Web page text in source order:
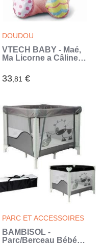
DOUDOU
VTECH BABY - Maé,
Ma Licorne a Câliner
33,81 €
PARC ET ACCESSOIRES
BAMBISOL -
Parc/Berceau Bébé